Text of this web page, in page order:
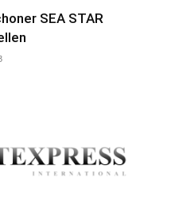
SEA STAR